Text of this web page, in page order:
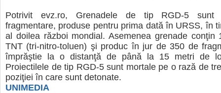
Potrivit evz.ro, Grenadele de tip RGD-5 sunt
fragmentare, produse pentru prima dată în URSS, în
al doilea război mondial. Asemenea grenade conţin
TNT (tri-nitro-toluen) şi produc în jur de 350 de
împrăştie la o distanţă de până la 15 metri de
Proiectilele de tip RGD-5 sunt mortale pe o rază de
poziţiei în care sunt detonate.
UNIMEDIA